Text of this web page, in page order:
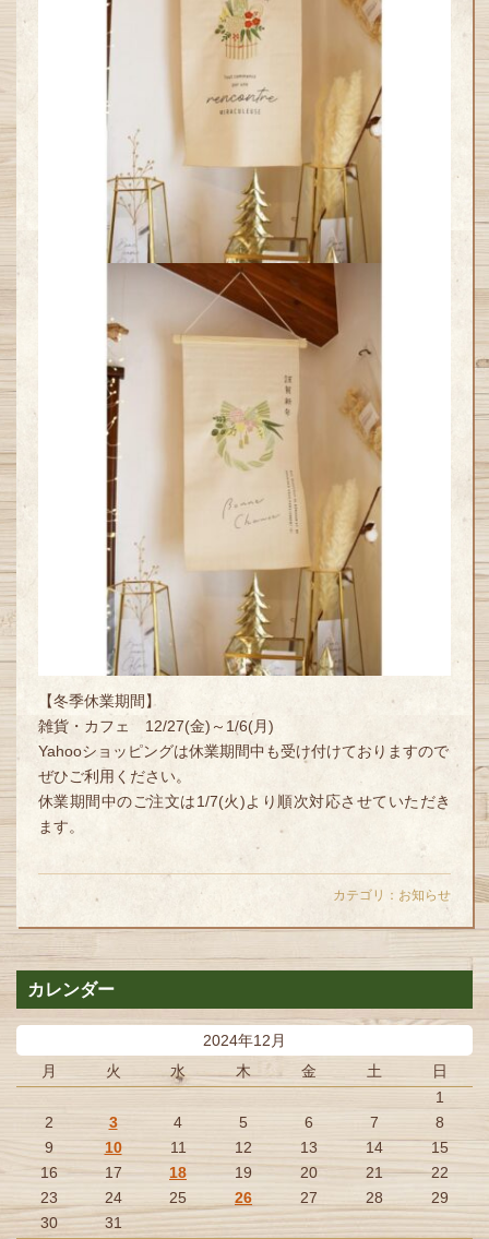
【冬季休業期間】
雑貨・カフェ 12/27(金)～1/6(月)
Yahooショッピングは休業期間中も受け付けておりますので
ぜひご利用ください。
休業期間中のご注文は1/7(火)より順次対応させていただき
ます。
カテゴリ： お知らせ
カレンダー
2024年12月
月
火 水 木 金 土 日
1
2
3 4 5 6 7
8
9
10 11 12 13 14
15
16
17 18 19 20 21
22
23
24 25 26 27 28
29
30
31